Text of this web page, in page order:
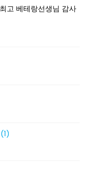
고 베테랑선생님 감사
(1)